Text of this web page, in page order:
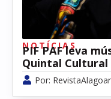
NOTÍCIAS
PIF PAF leva
Quintal
Por: